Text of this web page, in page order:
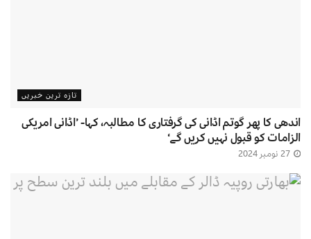
تازہ ترین خبریں
اندھی کا پھر گوتم اڈانی کی گرفتاری کا مطالبہ، کہا- ’اڈانی امریکی
الزامات کو قبول نہیں کریں گے‘